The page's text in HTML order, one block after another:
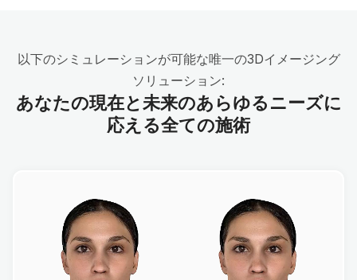
以下のシミュレーションが可能な唯一の3Dイメージング
ソリューション:
あなたの現在と未来のあらゆるニーズに
応える全ての施術